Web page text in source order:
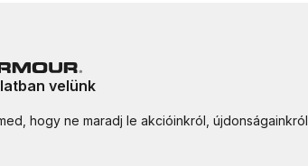
velünk
hogy ne maradj le akcióinkról, újdonságainkról